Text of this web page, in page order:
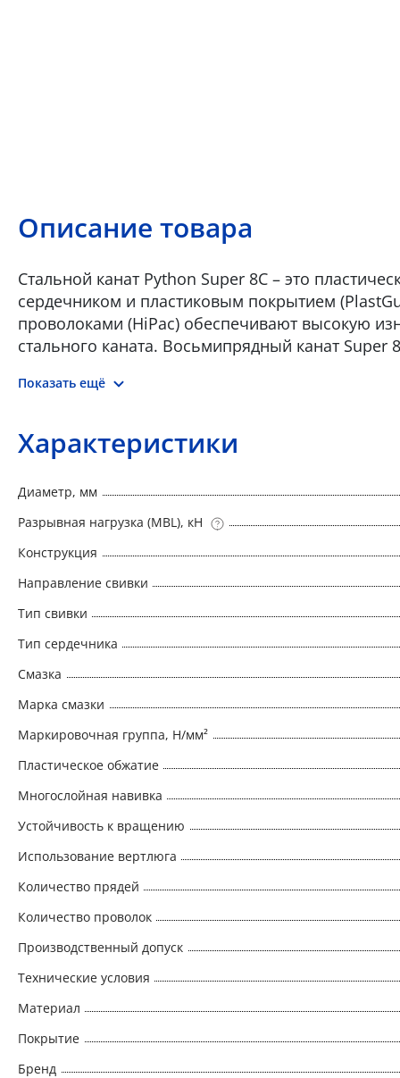
Описание товара
Стальной канат Python Super 8C – это
сердечником и пластиковым покрытием
проволоками (HiPac) обеспечивают высокую
стального каната. Восьмипрядный канат Super
Стальной канат Python Super 8C покрыт
намотке и при повышенных требованиях к
Python Super 8C рекомендуется использовать
Каната оттяжки стрелы башенного крана •
Показать ещё
Характеристики
Диаметр, мм
Разрывная нагрузка (MBL), кН
Конструкция
Направление свивки
Тип свивки
Тип сердечника
Смазка
Марка смазки
Маркировочная группа, Н/мм²
Пластическое обжатие
Многослойная навивка
Устойчивость к вращению
Использование вертлюга
Количество прядей
Количество проволок
Производственный допуск
Технические условия
Материал
Покрытие
Бренд